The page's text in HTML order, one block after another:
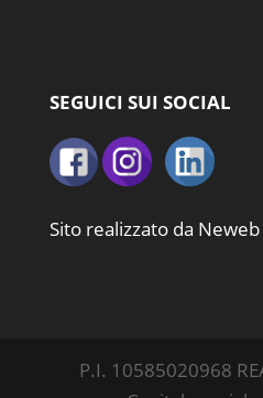
SEGUICI SUI SOCIAL
Sito realizzato da
P.I. 10585020968